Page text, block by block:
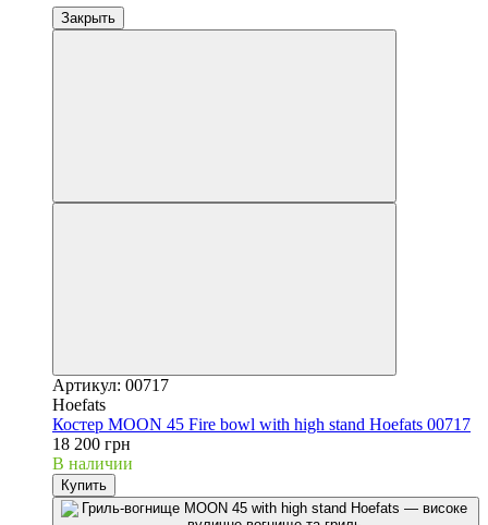
Закрыть
Артикул: 00717
Hoefats
Костер MOON 45 Fire bowl with high stand Hoefats 00717
18 200 грн
В наличии
Купить